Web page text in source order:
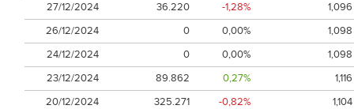
27/12/2024
36.220 -1,28%
1,096
26/12/2024
0 0,00%
1,098
24/12/2024
0 0,00%
1,098
23/12/2024
89.862 0,27%
1,116
20/12/2024
325.271 -0,82%
1,104